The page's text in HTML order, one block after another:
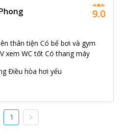
thân tiện Có bể bơi và gym
xem WC tốt Có thang máy
Điều hòa hơi yếu
9.0
1